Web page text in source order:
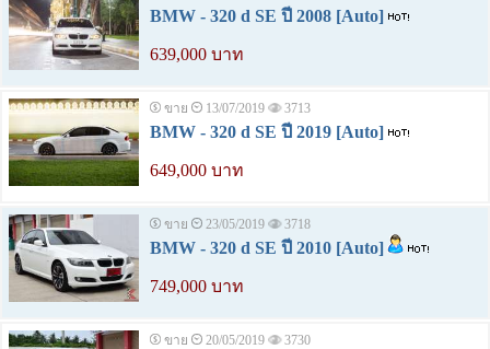
BMW - 320 d SE ปี 2008 [Auto]
639,000 บาท
ขาย 13/07/2019 3713
BMW - 320 d SE ปี 2019 [Auto]
649,000 บาท
ขาย 23/05/2019 3718
BMW - 320 d SE ปี 2010 [Auto]
749,000 บาท
ขาย 20/05/2019 3730